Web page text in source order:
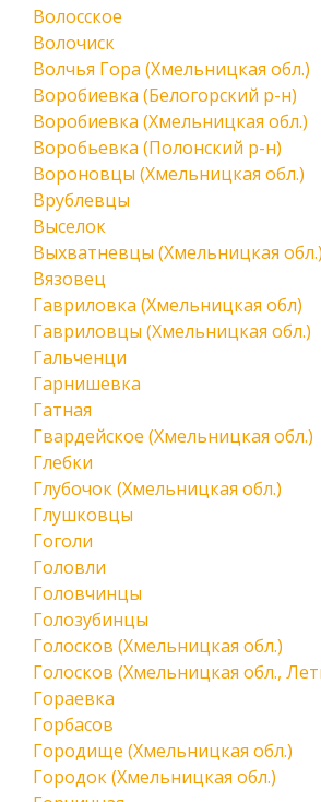
Волосское
Волочиск
Волчья Гора (Хмельницкая обл.)
Воробиевка (Белогорский р-н)
Воробиевка (Хмельницкая обл.)
Воробьевка (Полонский р-н)
Вороновцы (Хмельницкая обл.)
Врублевцы
Выселок
Выхватневцы (Хмельницкая обл.)
Вязовец
Гавриловка (Хмельницкая обл)
Гавриловцы (Хмельницкая обл.)
Гальченци
Гарнишевка
Гатная
Гвардейское (Хмельницкая обл.)
Глебки
Глубочок (Хмельницкая обл.)
Глушковцы
Гоголи
Головли
Головчинцы
Голозубинцы
Голосков (Хмельницкая обл.)
Голосков (Хмельницкая обл.,
Гораевка
Горбасов
Городище (Хмельницкая обл.)
Городок (Хмельницкая обл.)